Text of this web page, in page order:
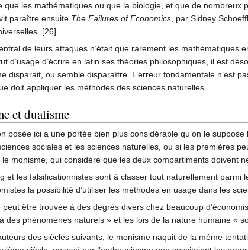
que les mathématiques ou que la biologie, et que de
paraître ensuite The Failures of Economics, par Sidney
[26]
de leurs attaques n’était que rarement les mathématiques
d’usage d’écrire en latin ses théories philosophiques, il est
disparait, ou semble disparaître. L’erreur fondamentale n’est
doit appliquer les méthodes des sciences naturelles.
et dualisme
posée ici a une portée bien plus considérable qu’on le
sociales et les sciences naturelles, ou si les premières
le monisme, qui considère que les deux compartiments doivent
et les falsificationnistes sont à classer tout naturellement parmi
la possibilité d’utiliser les méthodes en usage dans les
peut être trouvée à des degrés divers chez beaucoup
des phénomènes naturels » et les lois de la nature humaine «
des siècles suivants, le monisme naquit de la même